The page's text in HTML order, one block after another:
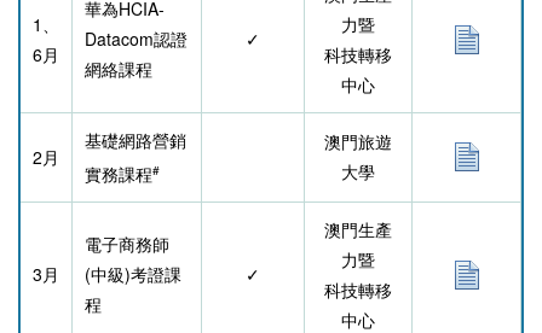
1、
6月
華為HCIA-
Datacom認證
網絡課程
✓
力暨
科技轉移
中心
2月
基礎網路營銷
實務課程#
澳門旅遊
大學
3月
電子商務師
(中級)考證課
程
✓
澳門生產
力暨
科技轉移
中心